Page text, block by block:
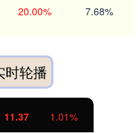
20.00% 7.68%
时轮播
11.37 1.01%